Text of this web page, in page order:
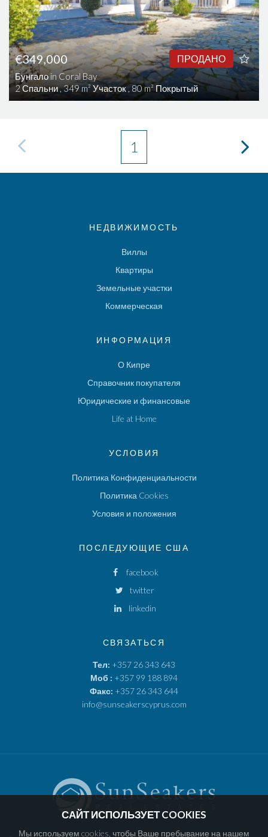
ПРОДАНО
€349,000
Бунгало in Coral Bay
2 Спальни , 349 m² Участок , 80 m² Покрытый
1
НЕДВИЖИМОСТЬ
Виллы
Квартиры
Земельные участки
Коммерческая
ИНФОРМАЦИЯ
О Кипре
Справочник покупателя
Юридические и финансовые
Life at Home
УСЛОВИЯ
Политика Конфиденциальности
Политика Cookies
Условия и положения
ПОСЛЕДУЮЩИЕ США
facebook
twitter
linkedin
СВЯЗАТЬСЯ
Тел: +357 26 343 643
Моб : +357 99 188 894
Факс: +357 26 343 644
info@sunseakerscyprus.com
САЙТ ИСПОЛЬЗУЕТ COOKIES
Мы используем cookies, чтобы Ваше пребывание на нашем